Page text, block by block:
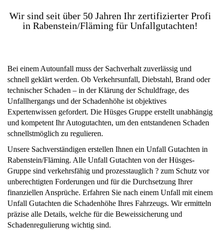
Wir sind seit über 50 Jahren Ihr zertifizierter Profi
in Rabenstein/Fläming für Unfallgutachten!
Bei einem Autounfall muss der Sachverhalt zuverlässig und
schnell geklärt werden. Ob Verkehrsunfall, Diebstahl, Brand oder
technischer Schaden – in der Klärung der Schuldfrage, des
Unfallhergangs und der Schadenhöhe ist objektives
Expertenwissen gefordert. Die Hüsges Gruppe erstellt unabhängig
und kompetent Ihr Autogutachten, um den entstandenen Schaden
schnellstmöglich zu regulieren.
Unsere Sachverständigen erstellen Ihnen ein Unfall Gutachten in
Rabenstein/Fläming. Alle Unfall Gutachten von der Hüsges-
Gruppe sind verkehrsfähig und prozesstauglich ? zum Schutz vor
unberechtigten Forderungen und für die Durchsetzung Ihrer
finanziellen Ansprüche. Erfahren Sie nach einem Unfall mit einem
Unfall Gutachten die Schadenhöhe Ihres Fahrzeugs. Wir ermitteln
präzise alle Details, welche für die Beweissicherung und
Schadenregulierung wichtig sind.